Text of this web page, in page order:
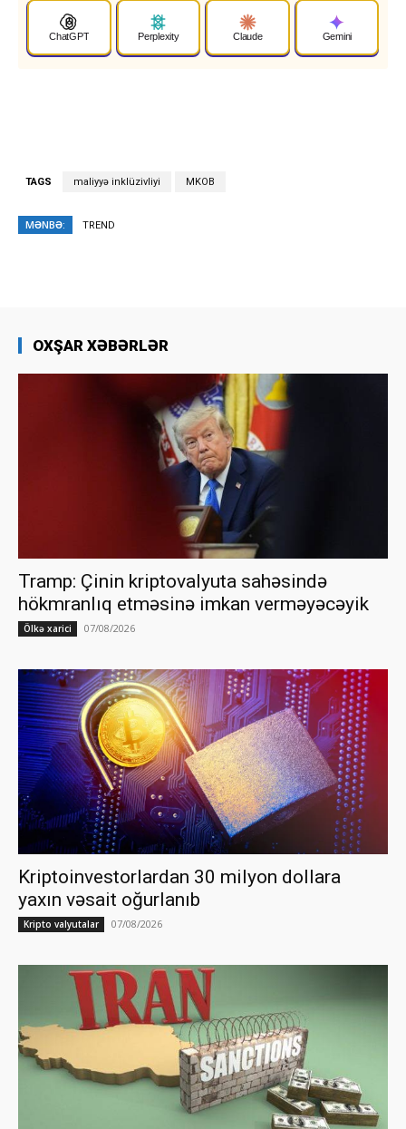
ChatGPT Perplexity Claude Gemini
TAGS maliyyə inklüzivliyi MKOB
MƏNBƏ: TREND
OXŞAR XƏBƏRLƏR
Tramp: Çinin kriptovalyuta sahəsində
hökmranlıq etməsinə imkan verməyəcəyik
Ölkə xarici 07/08/2026
Kriptoinvestorlardan 30 milyon dollara
yaxın vəsait oğurlanıb
Kripto valyutalar 07/08/2026